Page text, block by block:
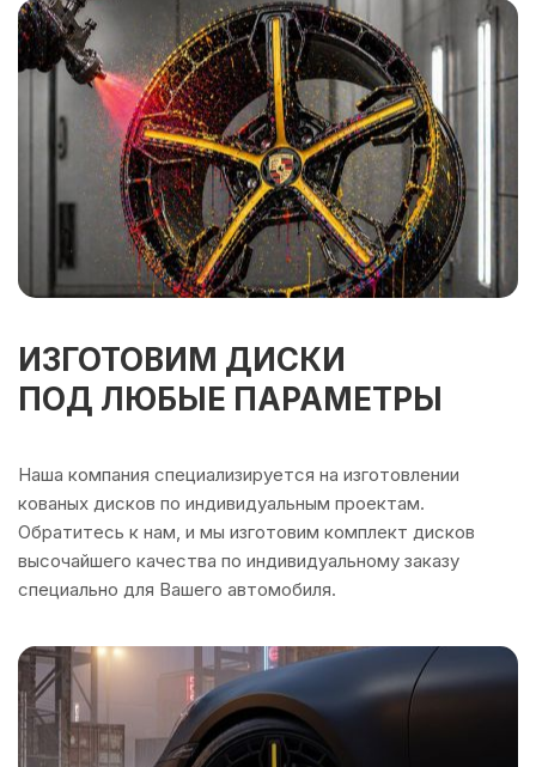
ИЗГОТОВИМ ДИСКИ
ПОД ЛЮБЫЕ ПАРАМЕТРЫ
Наша компания специализируется на изготовлении
кованых дисков по индивидуальным проектам.
Обратитесь к нам, и мы изготовим комплект дисков
высочайшего качества по индивидуальному заказу
специально для Вашего автомобиля.